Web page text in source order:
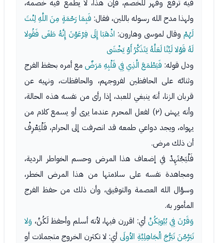
فيه ترفع وقهر للخصم، فإن هذا، لا يطمع فيه خصمه،
ولهذا مدح الله رسوله باللين، فقال: فَبِمَا رَحْمَةٍ مِنَ اللَّهِ لِنْتَ
لَهُمْوقال لموسى وهارون: اذْهَبَا إِلَى فِرْعَوْنَ إِنَّهُ طَغَى فَقُولا
لَهُ قَوْلا لَيِّنًا لَعَلَّهُ يَتَذَكَّرُ أَوْ يَخْشَى
ودل قوله: فَيَطْمَعَ الَّذِي فِي قَلْبِهِ مَرَضٌ مع أمره بحفظ الفرج
وثنائه على الحافظين لفروجهم، والحافظات، ونهيه عن
قربان الزنا، أنه ينبغي للعبد، إذا رأى من نفسه هذه الحالة،
وأنه يهش (٢) لفعل المحرم عندما يرى أو يسمع كلام من
يهواه، ويجد دواعي طمعه قد انصرفت إلى الحرام، فَلْيَعْرِفْ
أن ذلك مرض.
فَلْيَجْتَهِدْ في إضعاف هذا المرض وحسم الخواطر الردية،
ومجاهدة نفسه على سلامتها من هذا المرض الخطر،
وسؤال الله العصمة والتوفيق، وأن ذلك من حفظ الفرج
المأمور به.
وَقَرْنَ فِي بُيُوتِكُنَّ أي: اقررن فيها، لأنه أسلم وأحفظ لَكُنَّ، وَلا
تَبَرَّجْنَ تَبَرُّجَ الْجَاهِلِيَّةِ الأولَى أي: لا تكثرن الخروج متجملات أو